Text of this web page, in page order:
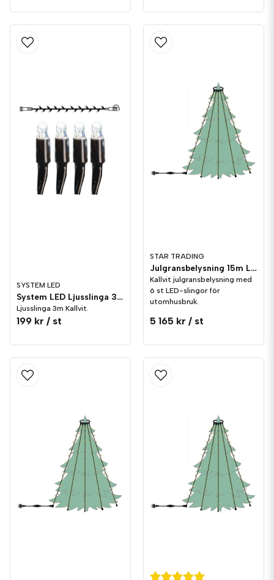
SYSTEM LED
System LED Ljusslinga 3m Kallvit Svart
Ljusslinga 3m Kallvit.
199 kr / st
STAR TRADING
Julgransbelysning 15m LED utomhus Kallvit
Kallvit julgransbelysning med
6 st LED-slingor för
utomhusbruk.
5 165 kr / st